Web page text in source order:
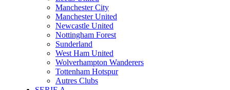
Manchester City
Manchester United
Newcastle United
Nottingham Forest
Sunderland
West Ham United
Wolverhampton Wanderers
Tottenham Hotspur
Autres Clubs